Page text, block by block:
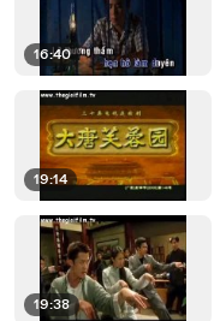
16:40
19:14
19:38